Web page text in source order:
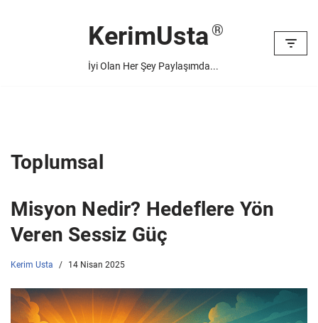
KerimUsta
İyi Olan Her Şey Paylaşımda...
Toplumsal
Misyon Nedir? Hedeflere Yön
Veren Sessiz Güç
Kerim Usta 14 Nisan 2025